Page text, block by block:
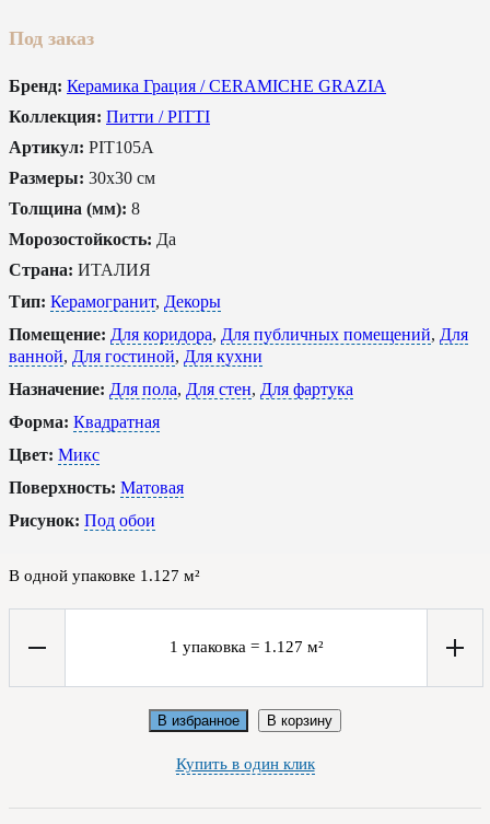
Под заказ
Бренд: Керамика Грация / CERAMICHE GRAZIA
Коллекция: Питти / PITTI
Артикул: PIT105A
Размеры: 30x30 см
Толщина (мм): 8
Морозостойкость: Да
Страна: ИТАЛИЯ
Тип: Керамогранит, Декоры
Помещение: Для коридора, Для публичных помещений, Для
ванной, Для гостиной, Для кухни
Назначение: Для пола, Для стен, Для фартука
Форма: Квадратная
Цвет: Микс
Поверхность: Матовая
Рисунок: Под обои
В одной упаковке 1.127 м²
1 упаковка = 1.127 м²
В избранное В корзину
Купить в один клик